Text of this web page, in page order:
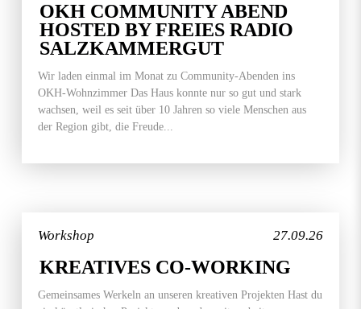
OKH COMMUNITY ABEND
HOSTED BY FREIES RADIO
SALZKAMMERGUT
Wir laden einmal im Monat zu Community-Abenden ins
OKH-Wohnzimmer Das Haus konnte nur so gut und stark
wachsen, weil es seit über 10 Jahren so viele Menschen aus
der Region gibt, die Freude...
27.09.26
Workshop
KREATIVES CO-WORKING
Gemeinsames Werkeln an unseren kreativen Projekten Hast du